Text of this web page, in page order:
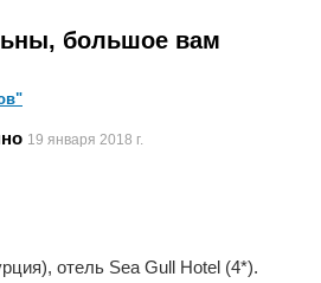
большое вам
19 января 2018 г.
отель Sea Gull Hotel (4*).